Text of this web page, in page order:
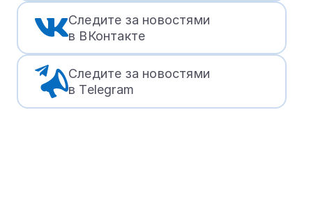
Следите за новостями
в ВКонтакте
Следите за новостями
в Telegram